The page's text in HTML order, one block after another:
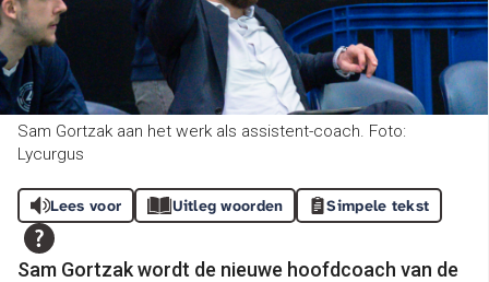
Sam Gortzak aan het werk als assistent-coach. Foto:
Lycurgus
Lees voor Uitleg woorden Simpele tekst
Sam Gortzak wordt de nieuwe hoofdcoach van de